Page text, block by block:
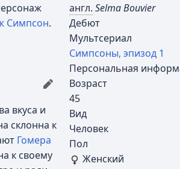
англ. Selma Bouvier
Дебют
Мультсериал
Симпсоны, эпизод 1
Персональная
Возраст
45
Вид
Человек
Пол
Женский
Симпсон.
вкуса и
склонна к
Гомера
к своему